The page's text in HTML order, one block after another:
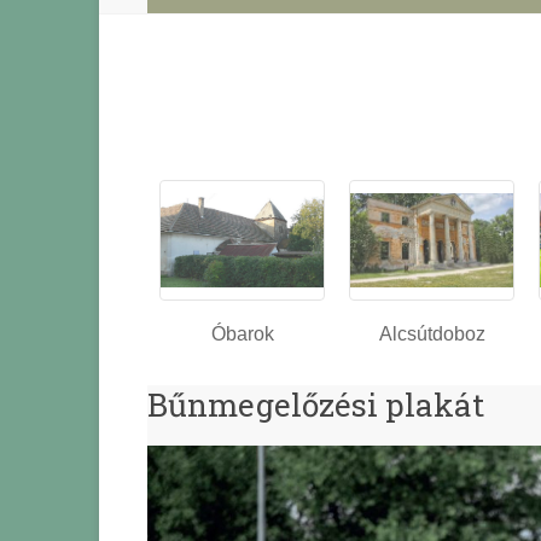
Óbarok Alcsútdoboz
Bűnmegelőzési plakát